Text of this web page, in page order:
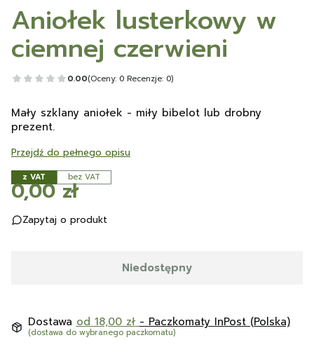
Aniołek lusterkowy w
ciemnej czerwieni
0.00(Oceny: 0 Recenzje: 0)
Mały szklany aniołek - miły bibelot lub drobny
prezent.
Przejdź do pełnego opisu
z VAT bez VAT
Cena
0,00 zł
Zapytaj o produkt
Niedostępny
Dostawa od 18,00 zł - Paczkomaty InPost (Polska)
(dostawa do wybranego paczkomatu)